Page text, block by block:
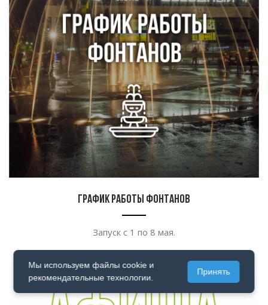
График работы фонтанов
Запуск с 1 по 8 мая.
Мы используем файлы cookie и
рекомендательные технологии.
Принять